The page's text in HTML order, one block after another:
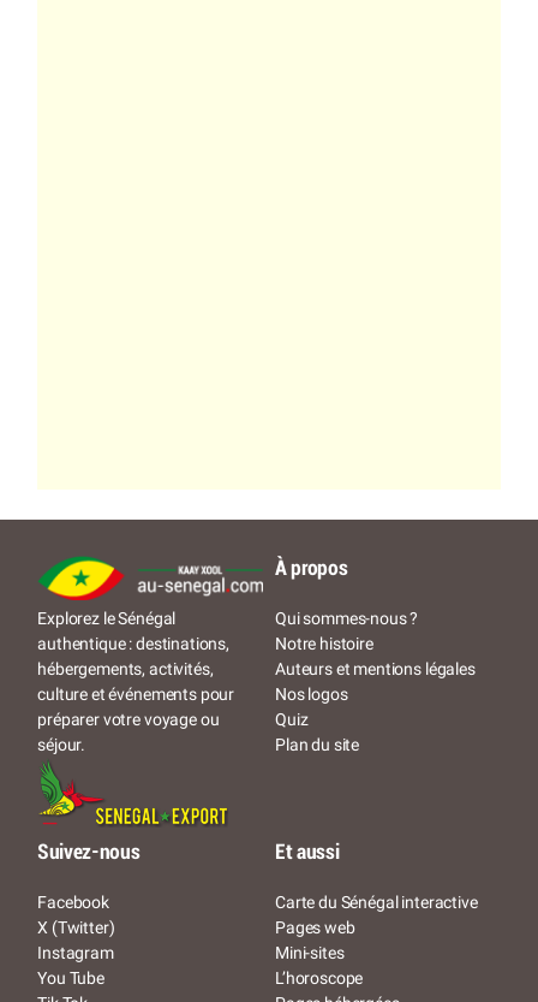
Explorez le Sénégal
authentique : destinations,
hébergements, activités,
culture et événements pour
préparer votre voyage ou
séjour.
À propos
Qui sommes-nous ?
Notre histoire
Auteurs et mentions légales
Nos logos
Quiz
Plan du site
Suivez-nous
Facebook
X (Twitter)
Instagram
You Tube
Et aussi
Carte du Sénégal interactive
Pages web
Mini-sites
L’horoscope